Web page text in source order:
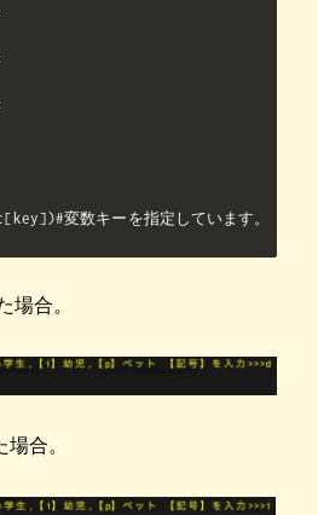
変数キーを指定しています。
場合。
合。